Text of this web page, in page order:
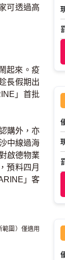
可透過高
起來。疫
長假期出
」首批
購外，亦
中線過海
啟德物業
預料四月
」客
圍）僅適用